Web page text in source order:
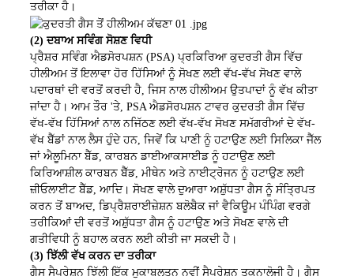
ਤਰੀਕਾ ਹੈ।
(2) ਦਬਾਅ ਸਵਿੰਗ ਸੋਸ਼ਣ ਵਿਧੀ
ਪ੍ਰੈਸ਼ਰ ਸਵਿੰਗ ਐਡਸੋਰਪਸ਼ਨ (PSA) ਪ੍ਰਕਿਰਿਆ ਕੁਦਰਤੀ ਗੈਸ ਵਿੱਚ
ਹੀਲੀਅਮ ਤੋਂ ਇਲਾਵਾ ਹੋਰ ਹਿੱਸਿਆਂ ਨੂੰ ਸੋਖਣ ਲਈ ਵੱਖ-ਵੱਖ ਸੋਖਣ ਵਾਲੇ
ਪਦਾਰਥਾਂ ਦੀ ਵਰਤੋਂ ਕਰਦੀ ਹੈ, ਜਿਸ ਨਾਲ ਹੀਲੀਅਮ ਉਤਪਾਦਾਂ ਨੂੰ ਵੱਖ ਕੀਤਾ
ਜਾਂਦਾ ਹੈ। ਆਮ ਤੌਰ 'ਤੇ, PSA ਐਡਸੋਰਪਸ਼ਨ ਟਾਵਰ ਕੁਦਰਤੀ ਗੈਸ ਵਿੱਚ
ਵੱਖ-ਵੱਖ ਹਿੱਸਿਆਂ ਨਾਲ ਨਜਿੱਠਣ ਲਈ ਵੱਖ-ਵੱਖ ਸੋਖਣ ਸਮੱਗਰੀਆਂ ਦੇ ਵੱਖ-
ਵੱਖ ਬੈੱਡਾਂ ਨਾਲ ਲੈਸ ਹੁੰਦੇ ਹਨ, ਜਿਵੇਂ ਕਿ ਪਾਣੀ ਨੂੰ ਹਟਾਉਣ ਲਈ ਸਿਲਿਕਾ ਜੈੱਲ
ਜਾਂ ਐਲੂਮਿਨਾ ਬੈੱਡ, ਕਾਰਬਨ ਡਾਈਆਕਸਾਈਡ ਨੂੰ ਹਟਾਉਣ ਲਈ
ਕਿਰਿਆਸ਼ੀਲ ਕਾਰਬਨ ਬੈੱਡ, ਮੀਥੇਨ ਅਤੇ ਨਾਈਟ੍ਰੋਜਨ ਨੂੰ ਹਟਾਉਣ ਲਈ
ਜ਼ੀਓਲਾਈਟ ਬੈੱਡ, ਆਦਿ। ਸੋਖਣ ਵਾਲੇ ਦੁਆਰਾ ਅਸ਼ੁੱਧਤਾ ਗੈਸ ਨੂੰ ਸੰਤ੍ਰਿਪਤ
ਕਰਨ ਤੋਂ ਬਾਅਦ, ਡਿਪ੍ਰੈਸ਼ਰਾਈਜ਼ੇਸ਼ਨ ਬਲੋਬੈਕ ਜਾਂ ਵੈਕਿਊਮ ਪੰਪਿੰਗ ਵਰਗੇ
ਤਰੀਕਿਆਂ ਦੀ ਵਰਤੋਂ ਅਸ਼ੁੱਧਤਾ ਗੈਸ ਨੂੰ ਹਟਾਉਣ ਅਤੇ ਸੋਖਣ ਵਾਲੇ ਦੀ
ਗਤੀਵਿਧੀ ਨੂੰ ਬਹਾਲ ਕਰਨ ਲਈ ਕੀਤੀ ਜਾ ਸਕਦੀ ਹੈ।
(3) ਝਿੱਲੀ ਵੱਖ ਕਰਨ ਦਾ ਤਰੀਕਾ
ਗੈਸ ਸੈਪਰੇਸ਼ਨ ਝਿੱਲੀ ਇੱਕ ਮੁਕਾਬਲਤਨ ਨਵੀਂ ਸੈਪਰੇਸ਼ਨ ਤਕਨਾਲੋਜੀ ਹੈ। ਗੈਸ